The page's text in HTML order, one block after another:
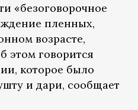
«безоговорочное
пленных,
возрасте,
этом говорится
которое было
и дари, сообщает